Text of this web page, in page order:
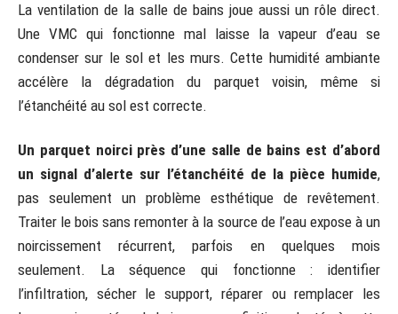
La ventilation de la salle de bains joue aussi un rôle direct.
Une VMC qui fonctionne mal laisse la vapeur d’eau se
condenser sur le sol et les murs. Cette humidité ambiante
accélère la dégradation du parquet voisin, même si
l’étanchéité au sol est correcte.
Un parquet noirci près d’une salle de bains est d’abord
un signal d’alerte sur l’étanchéité de la pièce humide,
pas seulement un problème esthétique de revêtement.
Traiter le bois sans remonter à la source de l’eau expose à un
noircissement récurrent, parfois en quelques mois
seulement. La séquence qui fonctionne : identifier
l’infiltration, sécher le support, réparer ou remplacer les